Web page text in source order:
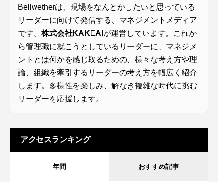
Bellwetherは、現場をなんとかしたいと思っている
リーダーに向けて発信する、マネジメントメディア
です。 株式会社KAKEAI が運営しています。これか
ら管理職に就こうとしているリーダーに、マネジメ
ントとは何かを感じ取るための、様々な考え方や理
論、組織を牽引するリーダーの考え方を幅広く紹介
します。多様性を楽しみ、解なき複雑な時代に挑む
リーダーを応援します。
アクセスランキング
年間 おすすめ記事